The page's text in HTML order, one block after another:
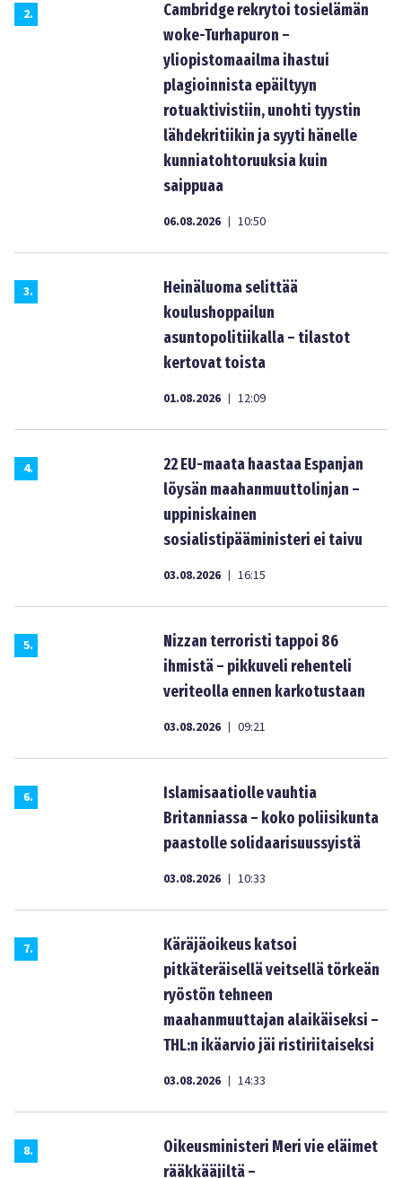
2.
Cambridge rekrytoi tosielämän
woke-Turhapuron –
yliopistomaailma ihastui
plagioinnista epäiltyyn
rotuaktivistiin, unohti tyystin
lähdekritiikin ja syyti hänelle
kunniatohtoruuksia kuin
saippuaa
06.08.2026 | 10:50
3.
Heinäluoma selittää
koulushoppailun
asuntopolitiikalla – tilastot
kertovat toista
01.08.2026 | 12:09
4.
22 EU-maata haastaa Espanjan
löysän maahanmuuttolinjan –
uppiniskainen
sosialistipääministeri ei taivu
03.08.2026 | 16:15
5.
Nizzan terroristi tappoi 86
ihmistä – pikkuveli rehenteli
veriteolla ennen karkotustaan
03.08.2026 | 09:21
6.
Islamisaatiolle vauhtia
Britanniassa – koko poliisikunta
paastolle solidaarisuussyistä
03.08.2026 | 10:33
7.
Käräjäoikeus katsoi
pitkäteräisellä veitsellä törkeän
ryöstön tehneen
maahanmuuttajan alaikäiseksi –
THL:n ikäarvio jäi ristiriitaiseksi
03.08.2026 | 14:33
8.
Oikeusministeri Meri vie eläimet
rääkkääjiltä –